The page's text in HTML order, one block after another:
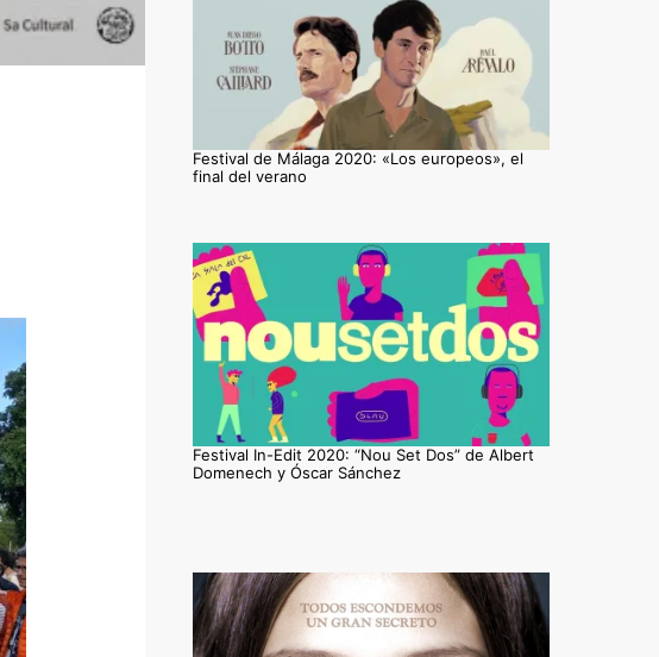
Festival de Málaga 2020: «Los europeos», el
final del verano
Festival In-Edit 2020: “Nou Set Dos” de Albert
Domenech y Óscar Sánchez